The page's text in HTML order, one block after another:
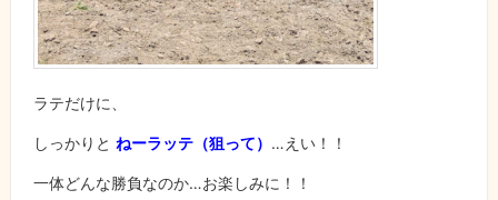
ラテだけに、
しっかりと ねーラッテ（狙って） …えい！！
一体どんな勝負なのか…お楽しみに！！